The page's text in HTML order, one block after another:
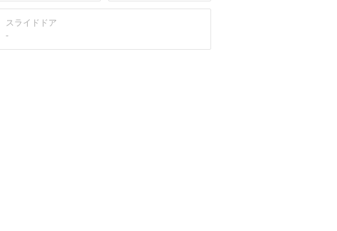
スライドドア
-